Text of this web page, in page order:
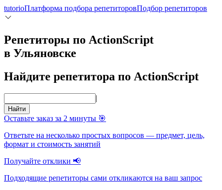
tutorioПлатформа подбора репетиторовПодбор репетиторов
Репетиторы по ActionScript
в Ульяновске
Найдите репетитора по ActionScript
|
Найти
Оставьте заказ за 2 минуты 🎯
Ответьте на несколько простых вопросов — предмет, цель,
формат и стоимость занятий
Получайте отклики 📢
Подходящие репетиторы сами откликаются на ваш запрос